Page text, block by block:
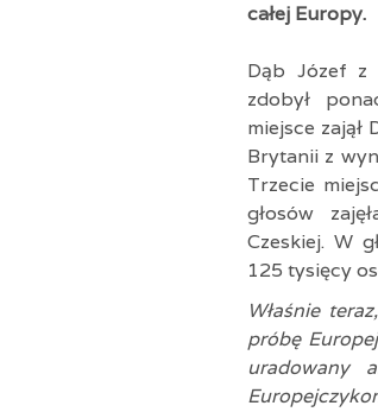
całej Europy.
Dąb Józef z
zdobył
miejsce zajął
Brytanii z
Trzecie
głosów
Czeskiej. W
125 tysięcy
Właśnie
próbę
uradowany